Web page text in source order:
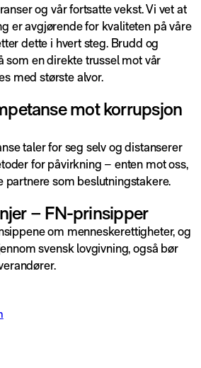
og vår fortsatte vekst. Vi vet at
er avgjørende for kvaliteten på våre
dette i hvert steg. Brudd og
som en direkte trussel mot vår
med største alvor.
mot korrupsjon
taler for seg selv og distanserer
for påvirkning – enten mot oss,
partnere som beslutningstakere.
– FN-prinsipper
om menneskerettigheter, og
svensk lovgivning, også bør